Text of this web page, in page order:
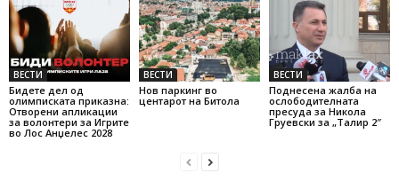
ВЕСТИ
Бидете дел од
олимписката приказна:
Отворени апликации
за волонтери за Игрите
во Лос Анџелес 2028
ВЕСТИ
Нов паркинг во
центарот на Битола
ВЕСТИ
Поднесена жалба на
ослободителната
пресуда за Никола
Груевски за „Талир 2″